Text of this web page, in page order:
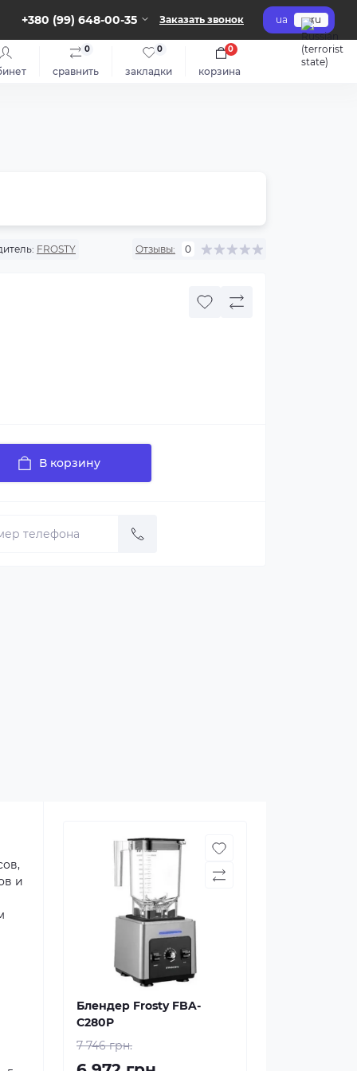
+380 (99) 648-00-35 Заказать звонок ua ru
сравнить
0
закладки
0
корзина
0
FROSTY Отзывы: 0
В корзину
и
Блендер Frosty FBA-
C280P
7 746 грн.